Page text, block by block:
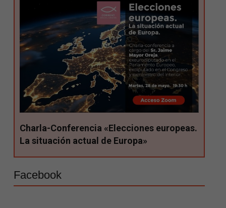
Charla-Conferencia «Elecciones europeas.
La situación actual de Europa»
Facebook